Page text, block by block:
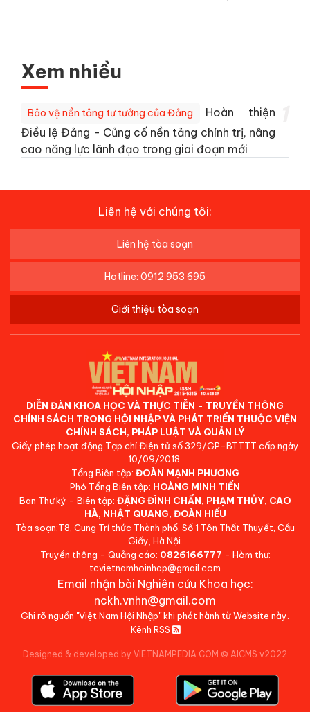
Xem nhiều
Bảo vệ nền tảng tư tưởng của Đảng
Hoàn thiện
Điều lệ Đảng - Củng cố nền tảng chính trị, nâng
cao năng lực lãnh đạo trong giai đoạn mới
Liên hệ với chúng tôi:
Liên hệ tòa soạn
Hotline: 0912 953 695
Giới thiệu tòa soạn
DIỄN ĐÀN KHOA HỌC VÀ THỰC TIỄN - TRUYỀN THÔNG
CHÍNH SÁCH TRONG HỘI NHẬP VÀ PHÁT TRIỂN THUỘC VIỆN
CHÍNH SÁCH, PHÁP LUẬT VÀ QUẢN LÝ
Giấy phép hoạt động Tạp chí Điện tử số 329/GP-BTTTT cấp ngày
10/09/2018.
Tổng Biên tập: ĐOÀN MẠNH PHƯƠNG
Phó Tổng Biên tập: HOÀNG MINH TIẾN
Ban Thư ký - Biên tập: ĐẶNG ĐÌNH CHẤN, PHẠM THỦY, CAO
HÀ, NHẬT QUANG, ĐOÀN HIẾU
Tòa soạn:T8, Cung Trí thức Thành phố, Số 1 Tôn Thất Thuyết, Cầu
Giấy, Hà Nội.
Truyền thông - Quảng cáo: 0826166777 - Hòm thư:
tcvietnamhoinhap@gmail.com
Email nhận bài Nghiên cứu Khoa học:
nckh.vnhn@gmail.com
Ghi rõ nguồn "Việt Nam Hội Nhập" khi phát hành từ Website này.
Kênh RSS
Designed & developed by VIETNAMPEDIA.COM © AICMS v2022